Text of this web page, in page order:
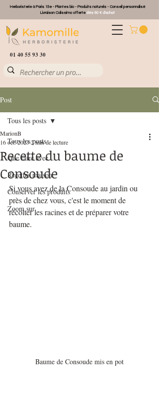
Herboristerie à Paris 15e - Plantes bio - Produits naturels - Conseil personnalisé
Livraison Colissimo offertedès 60 € d'achat
01 40 55 93 30
Post
Tous les posts
Que faire avec ...
Recettes maison
Conserver les produits
Zoom sur
Tous les posts
Recette du baume de
Consoude
MarionB
16 oct. 20232 min de lecture
Si vous avez de la Consoude au jardin ou
près de chez vous, c'est le moment de
récolter les racines et de préparer votre
baume.
Baume de Consoude mis en pot